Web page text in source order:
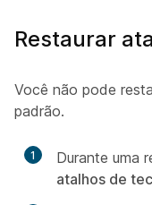
Restaurar
Você não pode
padrão.
1 Durante uma
atalhos de